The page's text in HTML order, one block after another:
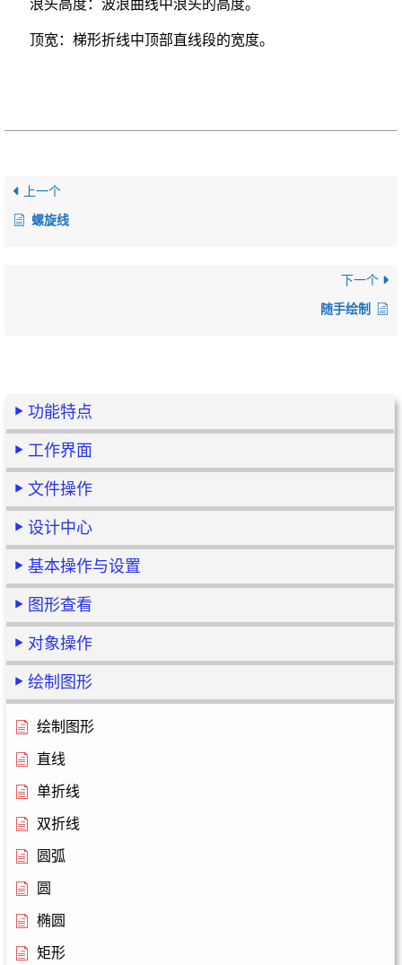
功能特点
工作界面
文件操作
设计中心
基本操作与设置
图形查看
对象操作
绘制图形
绘制图形
直线
单折线
双折线
圆弧
圆
椭圆
矩形
浪头高度：波浪曲线中浪头的高度。
顶宽：梯形折线中顶部直线段的宽度。
上一个
螺旋线
下一个
随手绘制